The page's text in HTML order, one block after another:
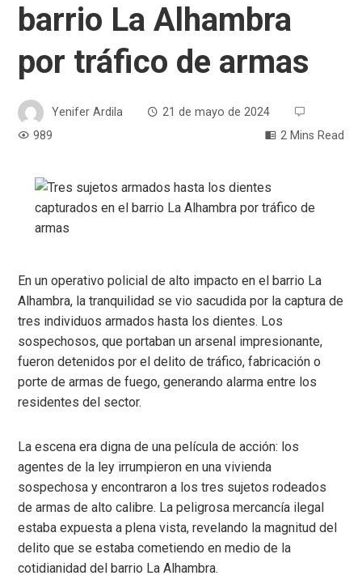
barrio La Alhambra
por tráfico de armas
Yenifer Ardila
21 de mayo de 2024
989
2 Mins Read
En un operativo policial de alto impacto en el barrio La
Alhambra, la tranquilidad se vio sacudida por la captura de
tres individuos armados hasta los dientes. Los
sospechosos, que portaban un arsenal impresionante,
fueron detenidos por el delito de tráfico, fabricación o
porte de armas de fuego, generando alarma entre los
residentes del sector.
La escena era digna de una película de acción: los
agentes de la ley irrumpieron en una vivienda
sospechosa y encontraron a los tres sujetos rodeados
de armas de alto calibre. La peligrosa mercancía ilegal
estaba expuesta a plena vista, revelando la magnitud del
delito que se estaba cometiendo en medio de la
cotidianidad del barrio La Alhambra.